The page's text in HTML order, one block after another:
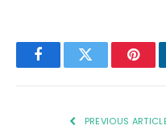
FacebookTwitter
PREVIOUS